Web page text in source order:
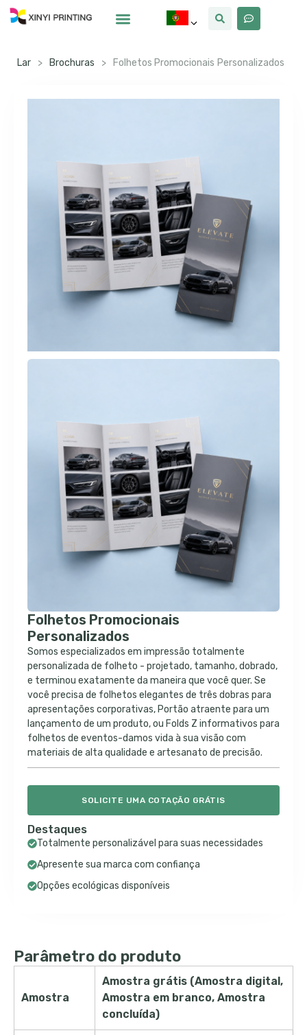
Lar > Brochuras > Folhetos Promocionais Personalizados
Folhetos Promocionais
Personalizados
Somos especializados em impressão totalmente
personalizada de folheto - projetado, tamanho, dobrado,
e terminou exatamente da maneira que você quer. Se
você precisa de folhetos elegantes de três dobras para
apresentações corporativas, Portão atraente para um
lançamento de um produto, ou Folds Z informativos para
folhetos de eventos-damos vida à sua visão com
materiais de alta qualidade e artesanato de precisão.
SOLICITE UMA COTAÇÃO GRÁTIS
Destaques
Totalmente personalizável para suas necessidades
Apresente sua marca com confiança
Opções ecológicas disponíveis
Parâmetro do produto
Amostra
Amostra grátis (Amostra digital,
Amostra em branco, Amostra
concluída)